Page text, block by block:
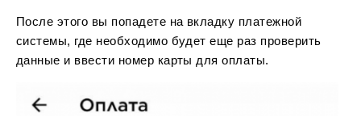
После этого вы попадете на вкладку платежной
системы, где необходимо будет еще раз проверить
данные и ввести номер карты для оплаты.